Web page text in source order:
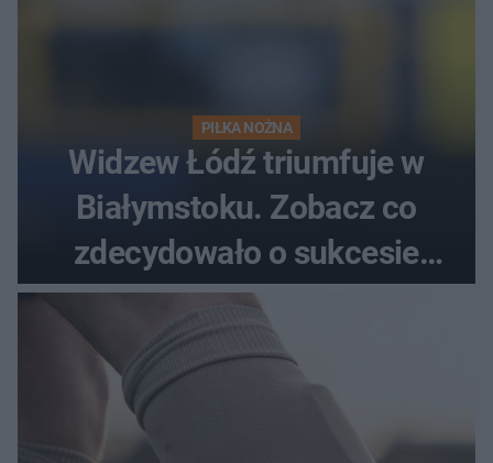
PIŁKA NOŻNA
Widzew Łódź triumfuje w
Białymstoku. Zobacz co
zdecydowało o sukcesie
gości